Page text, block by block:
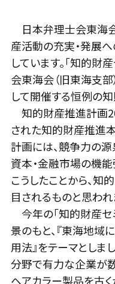
日本弁理士会東海
産活動の充実・発展
しています。「知的財
会東海会（旧東海支部
して開催する恒例の知
知的財産推進計画
された知的財産推進
計画には、競争力の
資本・金融市場の機
こうしたことから、
目されるものと思われ
今年の「知的財産セ
景のもと、『東海地
用法』をテーマとしま
分野で有力な企業が数
ヘアカラー製品を古